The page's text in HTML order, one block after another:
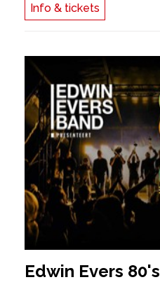
Info & tickets
Edwin Evers